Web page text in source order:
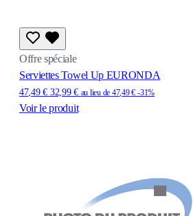
Offre spéciale
Serviettes Towel Up EURONDA
47,49 € 32,99 € au lieu de 47,49 € -31%
Voir le produit